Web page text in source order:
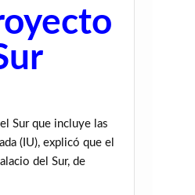
Sur que incluye las
(IU), explicó que el
del Sur, de